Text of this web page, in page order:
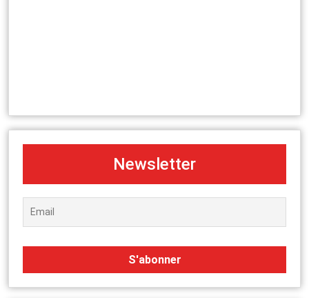
Newsletter